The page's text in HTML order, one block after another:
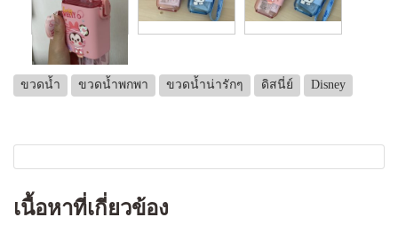
ขวดน้ำ ขวดน้ำพกพา ขวดน้ำน่ารักๆ ดิสนี่ย์ Disney
เนื้อหาที่เกี่ยวข้อง